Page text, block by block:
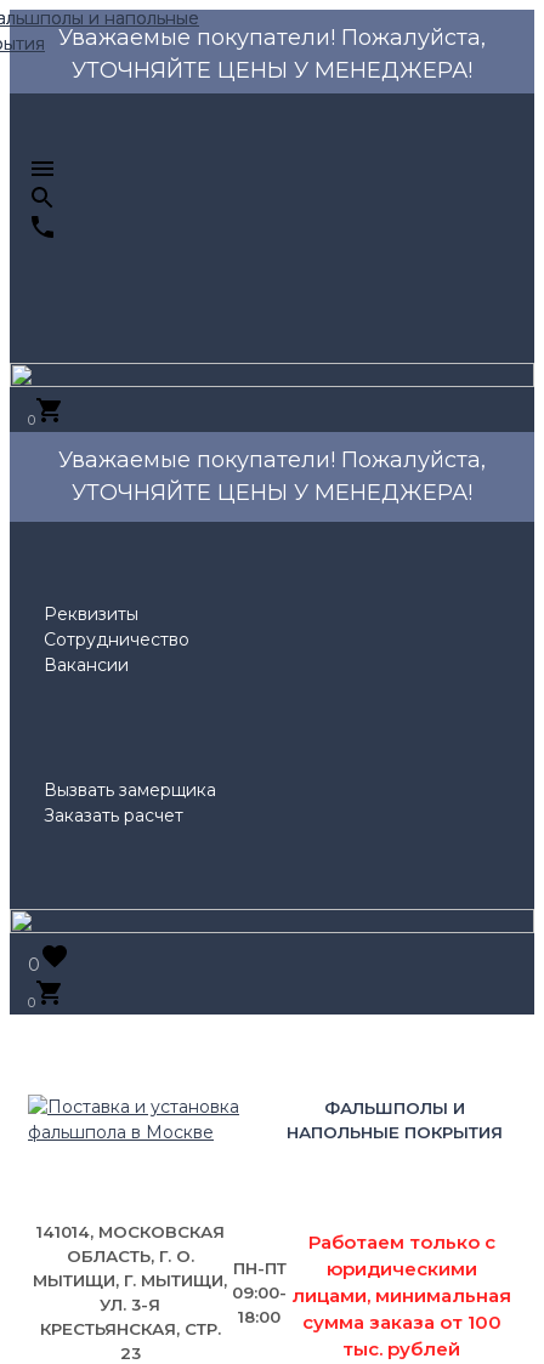
Уважаемые покупатели! Пожалуйста,
УТОЧНЯЙТЕ ЦЕНЫ У МЕНЕДЖЕРА!
0
Уважаемые покупатели! Пожалуйста,
УТОЧНЯЙТЕ ЦЕНЫ У МЕНЕДЖЕРА!
Реквизиты
Сотрудничество
Вакансии
Вызвать замерщика
Заказать расчет
0
0
ФАЛЬШПОЛЫ И
НАПОЛЬНЫЕ ПОКРЫТИЯ
141014, МОСКОВСКАЯ
ОБЛАСТЬ, Г. О.
МЫТИЩИ, Г. МЫТИЩИ,
УЛ. 3-Я
КРЕСТЬЯНСКАЯ, СТР.
23
ПН-ПТ
09:00-
18:00
Работаем только с
юридическими
лицами, минимальная
сумма заказа от 100
тыс. рублей